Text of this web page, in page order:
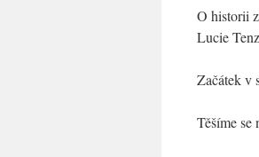
O historii
Lucie
Začátek v
Těšíme se